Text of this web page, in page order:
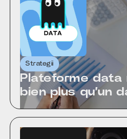
Strategii
Plateforme data
bien plus qu’un